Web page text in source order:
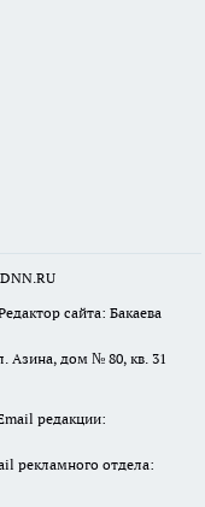
сайта: Бакаева
Азина, дом № 80, кв. 31
редакции:
рекламного отдела: